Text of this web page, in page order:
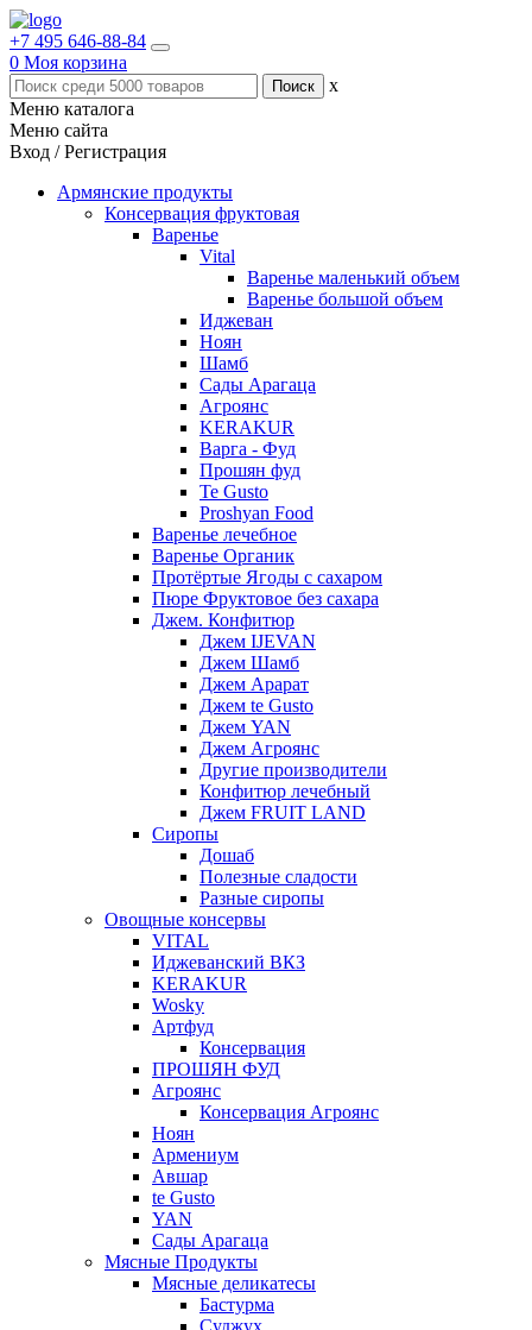
+7 495 646-88-84
0 Моя корзина
x
Меню каталога
Меню сайта
Вход / Регистрация
Армянские продукты
Консервация фруктовая
Варенье
Vital
Варенье маленький объем
Варенье большой объем
Иджеван
Ноян
Шамб
Сады Арагаца
Агроянс
KERAKUR
Варга - Фуд
Прошян фуд
Te Gusto
Proshyan Food
Варенье лечебное
Варенье Органик
Протёртые Ягоды с сахаром
Пюре Фруктовое без сахара
Джем. Конфитюр
Джем IJEVAN
Джем Шамб
Джем Арарат
Джем te Gusto
Джем YAN
Джем Агроянс
Другие производители
Конфитюр лечебный
Джем FRUIT LAND
Сиропы
Дошаб
Полезные сладости
Разные сиропы
Овощные консервы
VITAL
Иджеванский ВКЗ
KERAKUR
Wosky
Артфуд
Консервация
ПРОШЯН ФУД
Агроянс
Консервация Агроянс
Ноян
Армениум
Авшар
te Gusto
YAN
Сады Арагаца
Мясные Продукты
Мясные деликатесы
Бастурма
Суджух